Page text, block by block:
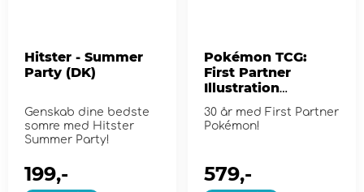
Hitster - Summer
Party (DK)
Genskab dine bedste
somre med Hitster
Summer Party!
199,-
Pokémon TCG:
First Partner
Illustration
2
30 år med First Partner
Pokémon!
579,-